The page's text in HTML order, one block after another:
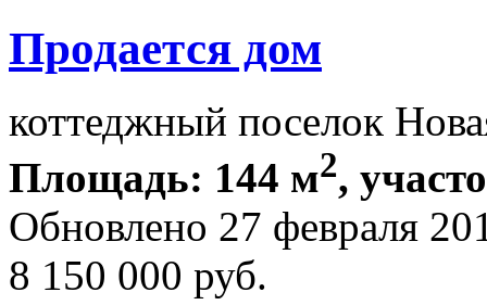
Продается дом
коттеджный поселок
Площадь: 144 м2,
Обновлено 27 февраля
8 150 000 руб.